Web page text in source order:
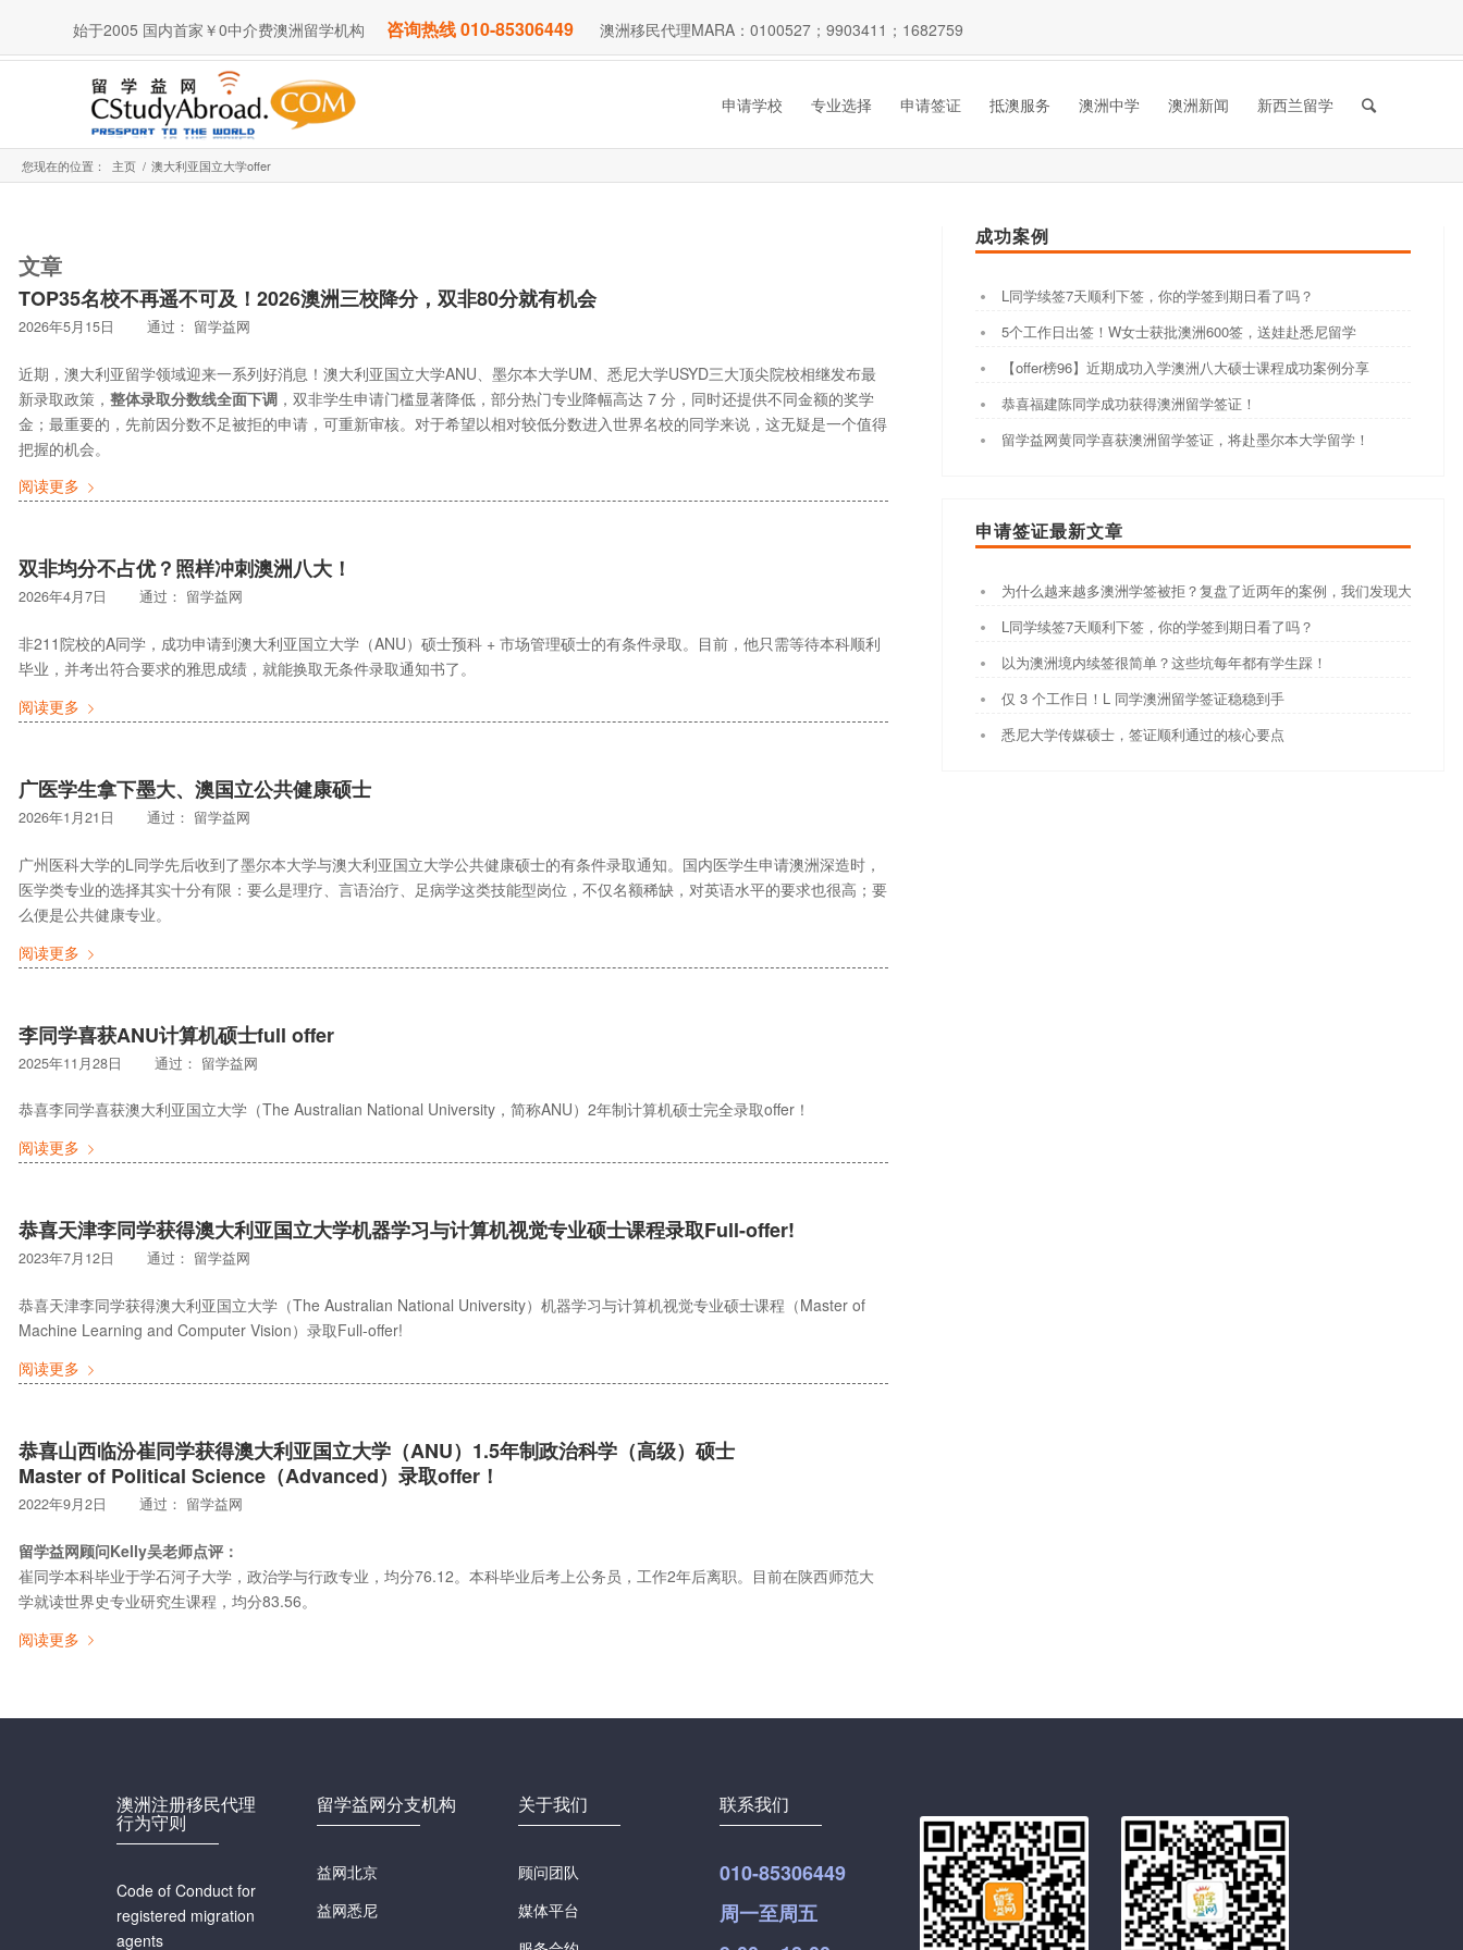
始于2005 国内首家￥0中介费澳洲留学机构 咨询热线 010-85306449 澳洲移民代理MARA：0100527；9903411；1682759
申请学校 专业选择 申请签证 抵澳服务 澳洲中学 澳洲新闻 新西兰留学
您现在的位置： 主页 / 澳大利亚国立大学offer
文章
TOP35名校不再遥不可及！2026澳洲三校降分，双非80分就有机会
2026年5月15日 通过： 留学益网
近期，澳大利亚留学领域迎来一系列好消息！澳大利亚国立大学ANU、墨尔本大学UM、悉尼大学USYD三大顶尖院校相继发布最
新录取政策， 整体录取分数线全面下调 ，双非学生申请门槛显著降低，部分热门专业降幅高达 7 分，同时还提供不同金额的奖学
金；最重要的，先前因分数不足被拒的申请，可重新审核。对于希望以相对较低分数进入世界名校的同学来说，这无疑是一个值得
把握的机会。
阅读更多
双非均分不占优？照样冲刺澳洲八大！
2026年4月7日 通过： 留学益网
非211院校的A同学，成功申请到澳大利亚国立大学（ANU）硕士预科 + 市场管理硕士的有条件录取。目前，他只需等待本科顺利
毕业，并考出符合要求的雅思成绩，就能换取无条件录取通知书了。
阅读更多
广医学生拿下墨大、澳国立公共健康硕士
2026年1月21日 通过： 留学益网
广州医科大学的L同学先后收到了墨尔本大学与澳大利亚国立大学公共健康硕士的有条件录取通知。国内医学生申请澳洲深造时，
医学类专业的选择其实十分有限：要么是理疗、言语治疗、足病学这类技能型岗位，不仅名额稀缺，对英语水平的要求也很高；要
么便是公共健康专业。
阅读更多
李同学喜获ANU计算机硕士full offer
2025年11月28日 通过： 留学益网
恭喜李同学喜获澳大利亚国立大学（The Australian National University，简称ANU）2年制计算机硕士完全录取offer！
阅读更多
恭喜天津李同学获得澳大利亚国立大学机器学习与计算机视觉专业硕士课程录取Full-offer!
2023年7月12日 通过： 留学益网
恭喜天津李同学获得澳大利亚国立大学（The Australian National University）机器学习与计算机视觉专业硕士课程（Master of
Machine Learning and Computer Vision）录取Full-offer!
阅读更多
恭喜山西临汾崔同学获得澳大利亚国立大学（ANU）1.5年制政治科学（高级）硕士
Master of Political Science（Advanced）录取offer！
2022年9月2日 通过： 留学益网
留学益网顾问Kelly吴老师点评：
崔同学本科毕业于学石河子大学，政治学与行政专业，均分76.12。本科毕业后考上公务员，工作2年后离职。目前在陕西师范大
学就读世界史专业研究生课程，均分83.56。
阅读更多
成功案例
L同学续签7天顺利下签，你的学签到期日看了吗？
5个工作日出签！W女士获批澳洲600签，送娃赴悉尼留学
【offer榜96】近期成功入学澳洲八大硕士课程成功案例分享
恭喜福建陈同学成功获得澳洲留学签证！
留学益网黄同学喜获澳洲留学签证，将赴墨尔本大学留学！
申请签证最新文章
为什么越来越多澳洲学签被拒？复盘了近两年的案例，我们发现大家都踩
L同学续签7天顺利下签，你的学签到期日看了吗？
以为澳洲境内续签很简单？这些坑每年都有学生踩！
仅 3 个工作日！L 同学澳洲留学签证稳稳到手
悉尼大学传媒硕士，签证顺利通过的核心要点
澳洲注册移民代理
行为守则
Code of Conduct for
registered migration
agents
留学益网分支机构
益网北京
益网悉尼
关于我们
顾问团队
媒体平台
联系我们
010-85306449
周一至周五